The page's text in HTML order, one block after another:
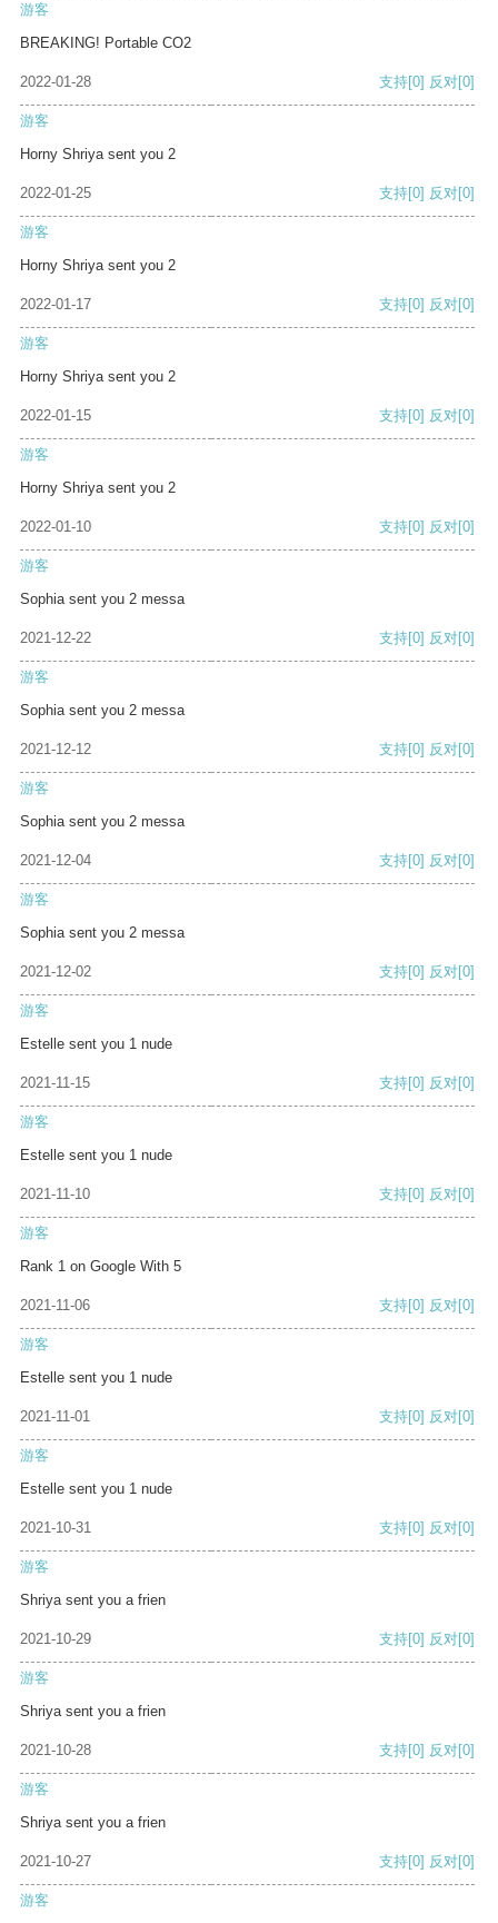
游客
BREAKING! Portable CO2
2022-01-28 支持[0] 反对[0]
游客
Horny Shriya sent you 2
2022-01-25 支持[0] 反对[0]
游客
Horny Shriya sent you 2
2022-01-17 支持[0] 反对[0]
游客
Horny Shriya sent you 2
2022-01-15 支持[0] 反对[0]
游客
Horny Shriya sent you 2
2022-01-10 支持[0] 反对[0]
游客
Sophia sent you 2 messa
2021-12-22 支持[0] 反对[0]
游客
Sophia sent you 2 messa
2021-12-12 支持[0] 反对[0]
游客
Sophia sent you 2 messa
2021-12-04 支持[0] 反对[0]
游客
Sophia sent you 2 messa
2021-12-02 支持[0] 反对[0]
游客
Estelle sent you 1 nude
2021-11-15 支持[0] 反对[0]
游客
Estelle sent you 1 nude
2021-11-10 支持[0] 反对[0]
游客
Rank 1 on Google With 5
2021-11-06 支持[0] 反对[0]
游客
Estelle sent you 1 nude
2021-11-01 支持[0] 反对[0]
游客
Estelle sent you 1 nude
2021-10-31 支持[0] 反对[0]
游客
Shriya sent you a frien
2021-10-29 支持[0] 反对[0]
游客
Shriya sent you a frien
2021-10-28 支持[0] 反对[0]
游客
Shriya sent you a frien
2021-10-27 支持[0] 反对[0]
游客